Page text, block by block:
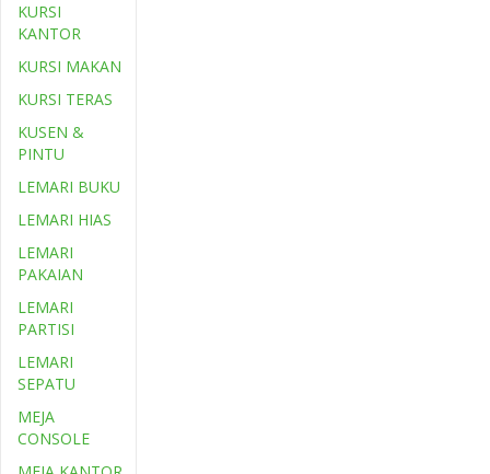
KURSI
KANTOR
KURSI MAKAN
KURSI TERAS
KUSEN &
PINTU
LEMARI BUKU
LEMARI HIAS
LEMARI
PAKAIAN
LEMARI
PARTISI
LEMARI
SEPATU
MEJA
CONSOLE